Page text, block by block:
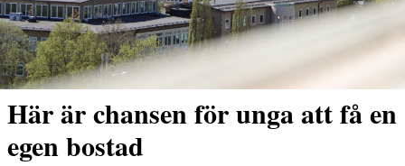
Här är chansen för unga att få en
egen bostad